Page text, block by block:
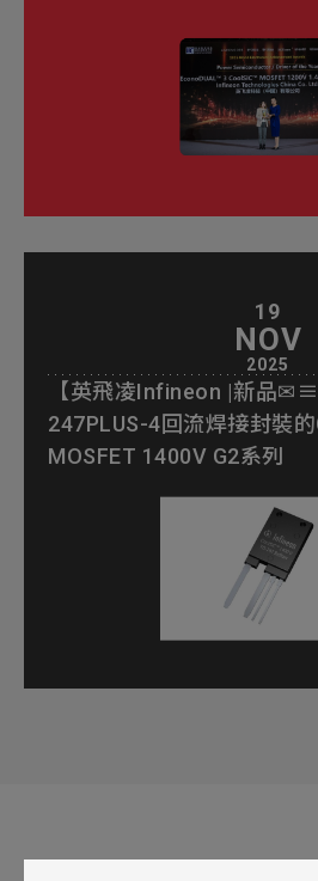
19
NOV
2025
【英飛凌Infineon |新品
247PLUS-4回流焊接封裝
MOSFET 1400V G2系列